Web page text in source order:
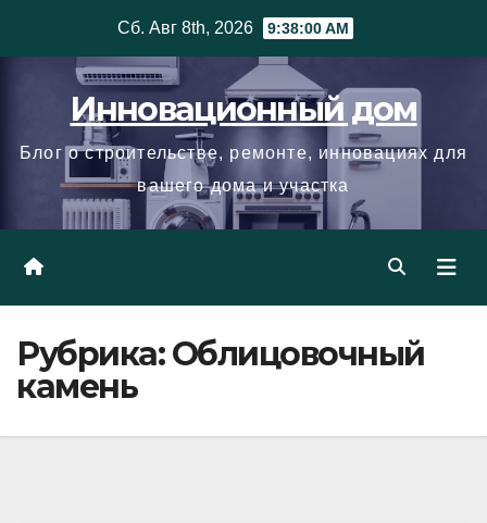
Сб. Авг 8th, 2026 9:38:01 AM
Инновационный дом
Блог о строительстве, ремонте, инновациях для
вашего дома и участка
Рубрика:Облицовочный
камень